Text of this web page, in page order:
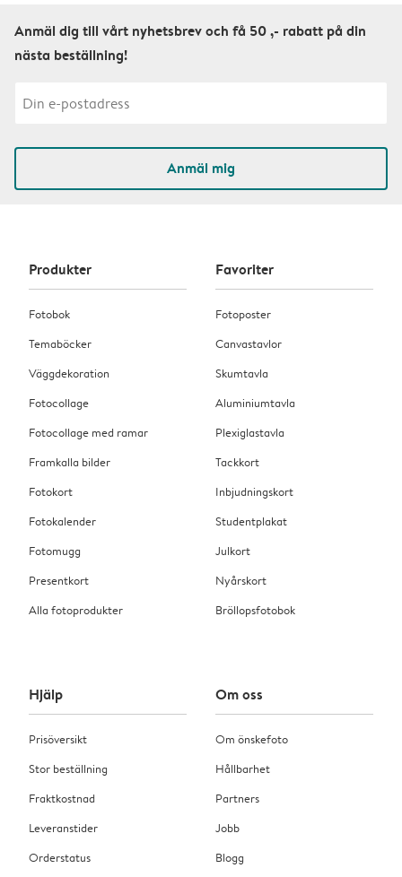
Anmäl dig till vårt nyhetsbrev och få 50 ,- rabatt på din
nästa beställning!
Anmäl mig
Produkter
Fotobok
Temaböcker
Väggdekoration
Fotocollage
Fotocollage med ramar
Framkalla bilder
Fotokort
Fotokalender
Fotomugg
Presentkort
Alla fotoprodukter
Favoriter
Fotoposter
Canvastavlor
Skumtavla
Aluminiumtavla
Plexiglastavla
Tackkort
Inbjudningskort
Studentplakat
Julkort
Nyårskort
Bröllopsfotobok
Hjälp
Prisöversikt
Stor beställning
Fraktkostnad
Leveranstider
Orderstatus
Om oss
Om önskefoto
Hållbarhet
Partners
Jobb
Blogg